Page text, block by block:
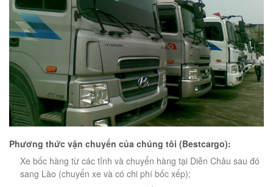
Phương thức vận chuyển của chúng tôi (Bestcargo):
Xe bốc hàng từ các tỉnh và chuyển hàng tại Diễn Châu sau đó
sang Lào (chuyển xe và có chi phí bốc xếp);